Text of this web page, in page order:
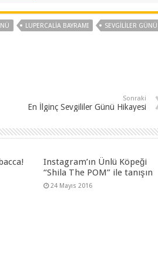
LUPERCALIA BAYRAMI SEVGILILER GÜNÜ
Sonraki
En İlginç Sevgililer Günü Hikayesi
Instagram’ın Ünlü Köpeği
“Shila The POM” ile tanışın
24 Mayıs 2016